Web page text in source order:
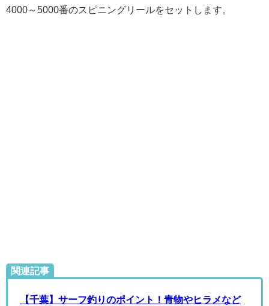
4000～5000番のスピニングリールをセットします。
関連記事
【千葉】サーフ釣りのポイント！青物やヒラメなど